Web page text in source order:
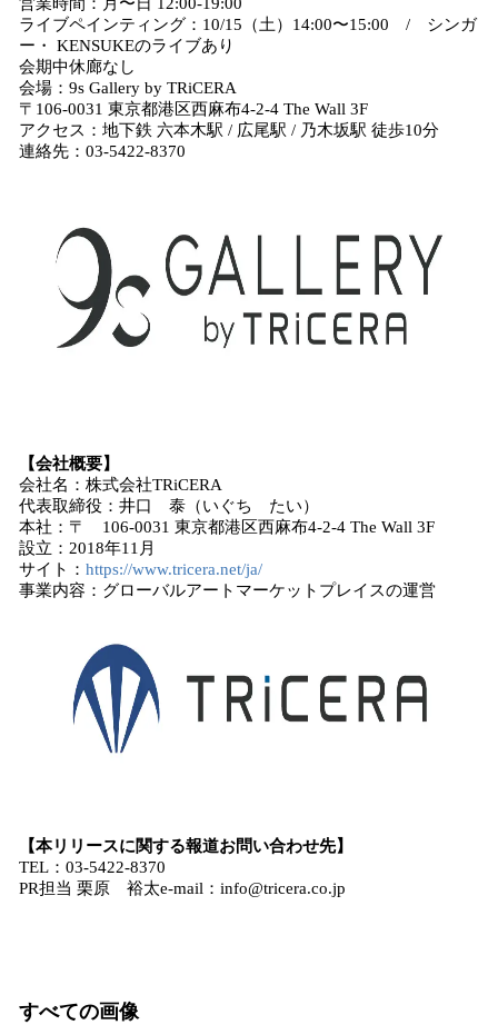
ライブペインティング：10/15（土）14:00〜15:00 / シンガ
ー・ KENSUKEのライブあり
会期中休廊なし
会場：9s Gallery by TRiCERA
〒106-0031 東京都港区西麻布4-2-4 The Wall 3F
アクセス：地下鉄 六本木駅 / 広尾駅 / 乃木坂駅 徒歩10分
連絡先：​​03-5422-8370
【会社概要】
会社名：株式会社TRiCERA
代表取締役：井口 泰（いぐち たい）
本社：〒 106-0031 東京都港区西麻布4-2-4 The Wall 3F
設立：2018年11月
サイト： https://www.tricera.net/ja/
事業内容：グローバルアートマーケットプレイスの運営
【本リリースに関する報道お問い合わせ先】
TEL：03-5422-8370
PR担当 栗原 裕太e-mail：info@tricera.co.jp
すべての画像